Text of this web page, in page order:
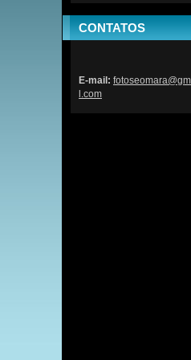
CONTATOS
E-mail: fotoseom
l.com